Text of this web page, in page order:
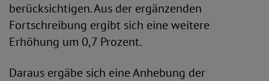
berücksichtigen. Aus der ergänzenden
Fortschreibung ergibt sich eine weitere
Erhöhung um 0,7 Prozent.
Daraus ergäbe sich eine Anhebung der